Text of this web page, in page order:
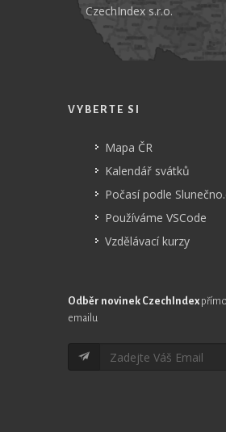
CzechIndex s.r.o.
VYBERTE SI
Mapa ČR
Kalendář svátků
Počasí podle
Používáme VSCode
Vzdělávací kurzy
Odběr novinek CzechIndex
emailu